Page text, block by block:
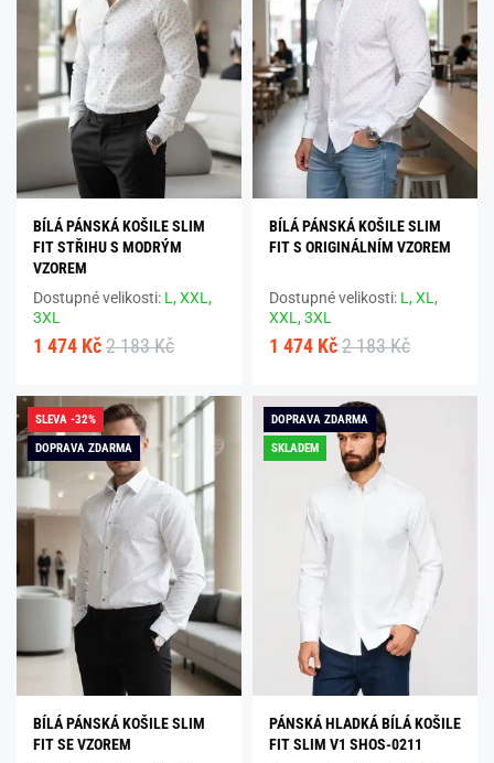
BÍLÁ PÁNSKÁ KOŠILE SLIM
FIT STŘIHU S MODRÝM
VZOREM
Dostupné velikosti: L,XXL,
3XL
1 474 Kč 2 183 Kč
BÍLÁ PÁNSKÁ KOŠILE SLIM
FIT S ORIGINÁLNÍM VZOREM
Dostupné velikosti: L,XL,
XXL,3XL
1 474 Kč 2 183 Kč
SLEVA -32%
DOPRAVA ZDARMA
BÍLÁ PÁNSKÁ KOŠILE SLIM
FIT SE VZOREM
DOPRAVA ZDARMA
SKLADEM
PÁNSKÁ HLADKÁ BÍLÁ KOŠILE
FIT SLIM V1 SHOS-0211